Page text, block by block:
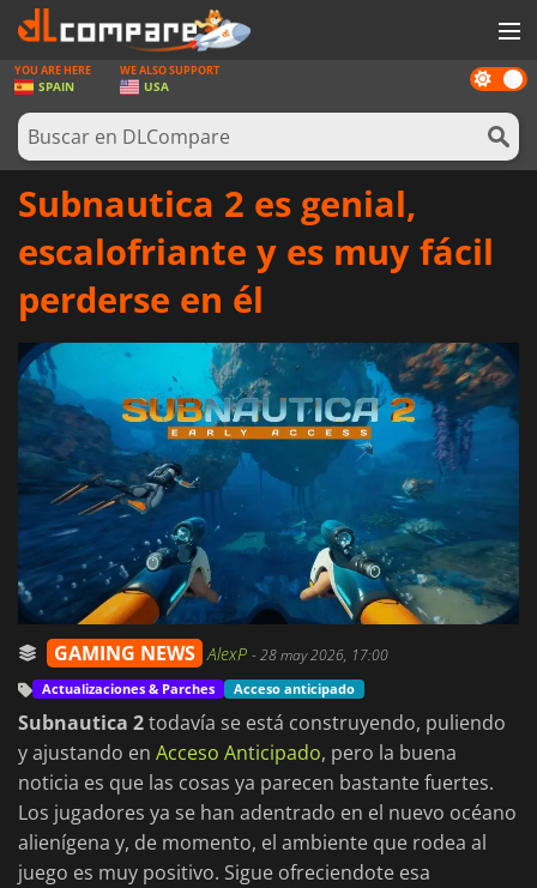
JUEGOS
TARJETAS PREPAGO
SOFTWARE
NOTICIAS
INICIAR SESIÓN O REGISTRARSE
Dark
mode
YOU ARE HERE
SPAIN
WE ALSO SUPPORT
USA
Subnautica 2 es genial,
escalofriante y es muy fácil
perderse en él
GAMING NEWS AlexP -28 may 2026, 17:00
Actualizaciones & Parches Acceso anticipado
Subnautica 2todavía se está construyendo, puliendo
y ajustando en Acceso Anticipado, pero la buena
noticia es que las cosas ya parecen bastante fuertes.
Los jugadores ya se han adentrado en el nuevo océano
alienígena y, de momento, el ambiente que rodea al
juego es muy positivo. Sigue ofreciendote esa